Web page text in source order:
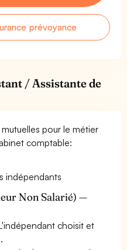
prévoyance
/ Assistante de
pour le métier
comptable:
indépendants
Non Salarié) —
choisit et